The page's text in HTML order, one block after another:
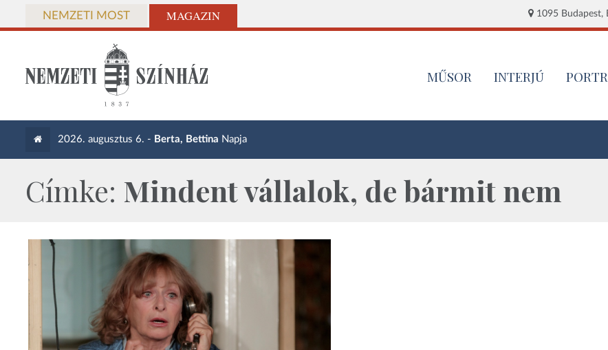
NEMZETI MOST MAGAZIN 1095 Budapest,
MŰSOR INTERJÚ
2026. augusztus 6. - Berta, Bettina Napja
Címke: Mindent vállalok, de bármit nem